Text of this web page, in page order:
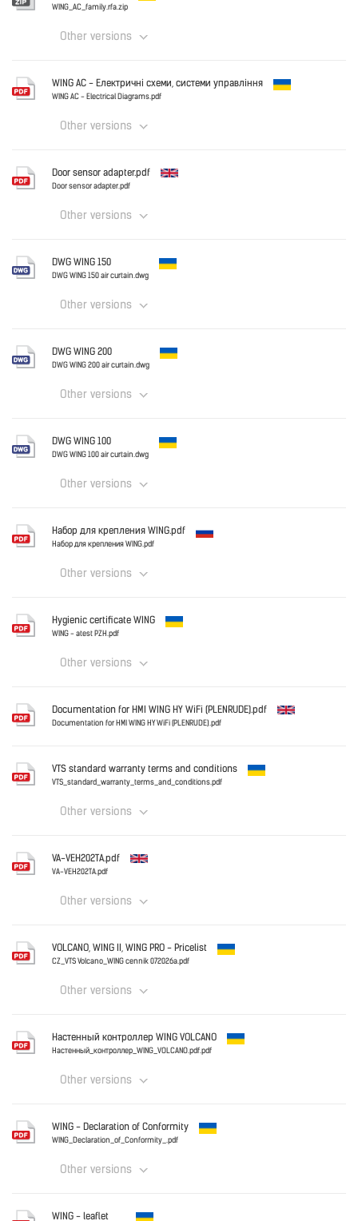
WING_AC_family.rfa.zip
Other versions
WING_AC_family.rfa.zip
WING AC - Електричні схеми, системи управління
WING AC - Electrical Diagrams.pdf
Other versions
WING AC - Electrical Diagrams.pdf
Door sensor adapter.pdf
Door sensor adapter.pdf
Other versions
DWG WING 150
DWG WING 150 air curtain.dwg
Other versions
DWG WING 150 air curtain.dwg
DWG WING 200
DWG WING 200 air curtain.dwg
Other versions
DWG WING 200 air curtain.dwg
DWG WING 100
DWG WING 100 air curtain.dwg
Other versions
DWG WING 100 air curtain.dwg
Набор для крепления WING.pdf
Набор для крепления WING.pdf
Other versions
Hygienic certificate WING
WING - atest PZH.pdf
Other versions
WING - atest PZH.pdf
Download
Documentation for HMI WING HY WiFi (PLENRUDE).pdf
Documentation for HMI WING HY WiFi (PLENRUDE).pdf
VTS standard warranty terms and conditions
VTS_standard_warranty_terms_and_conditions.pdf
Other versions
VTS_standard_warranty_terms_and_conditions.pdf
VA-VEH202TA.pdf
VA-VEH202TA.pdf
Other versions
VOLCANO, WING II, WING PRO - Pricelist
CZ_VTS Volcano_WING cennik 072026a.pdf
Other versions
CZ_VTS Volcano_WING cennik 072026a.pdf
Hастенный контроллер WING VOLCANO
Hастенный_контроллер_WING_VOLCANO.pdf.pdf
Other versions
Hастенный_контроллер_WING_VOLCANO.pdf.pdf
WING - Declaration of Conformity
WING_Declaration_of_Conformity_.pdf
Other versions
WING - leaflet